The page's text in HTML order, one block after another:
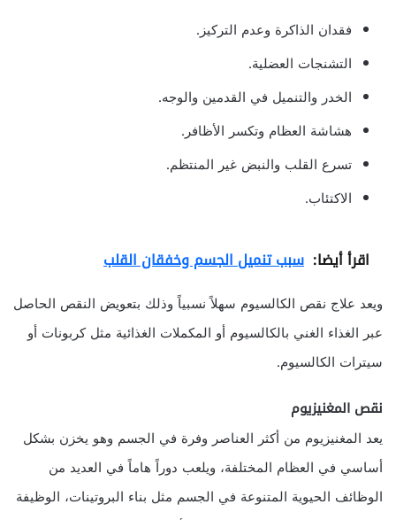
فقدان الذاكرة وعدم التركيز.
التشنجات العضلية.
الخدر والتنميل في القدمين والوجه.
هشاشة العظام وتكسر الأظافر.
تسرع القلب والنبض غير المنتظم.
الاكتئاب.
اقرأ أيضا: سبب تنميل الجسم وخفقان القلب
ويعد علاج نقص الكالسيوم سهلاً نسبياً وذلك بتعويض النقص الحاصل
عبر الغذاء الغني بالكالسيوم أو المكملات الغذائية مثل كربونات أو
سيترات الكالسيوم.
نقص المغنيزيوم
يعد المغنيزيوم من أكثر العناصر وفرة في الجسم وهو يخزن بشكل
أساسي في العظام المختلفة، ويلعب دوراً هاماً في العديد من
الوظائف الحيوية المتنوعة في الجسم مثل بناء البروتينات، الوظيفة